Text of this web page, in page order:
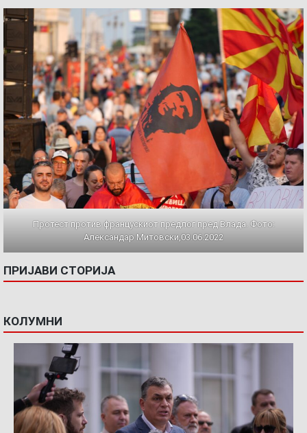
Протест против францускиот предлог пред Влада. Фото:
Александар Митовски,03.06.2022
ПРИЈАВИ СТОРИЈА
КОЛУМНИ